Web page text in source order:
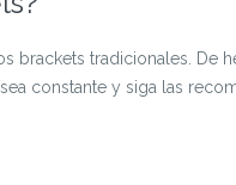
brackets tradicionales. De
constante y siga las